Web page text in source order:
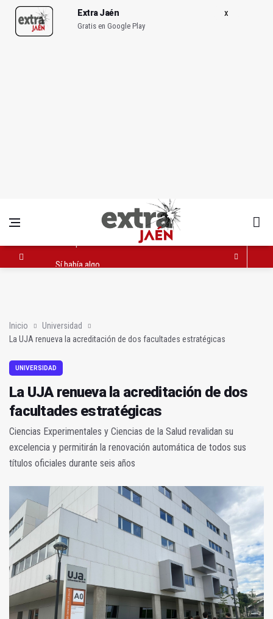
Extra Jaén
Gratis en Google Play
Inicio
Universidad
La UJA renueva la acreditación de dos facultades estratégicas
UNIVERSIDAD
La UJA renueva la acreditación de dos
facultades estratégicas
Ciencias Experimentales y Ciencias de la Salud revalidan su
excelencia y permitirán la renovación automática de todos sus
títulos oficiales durante seis años